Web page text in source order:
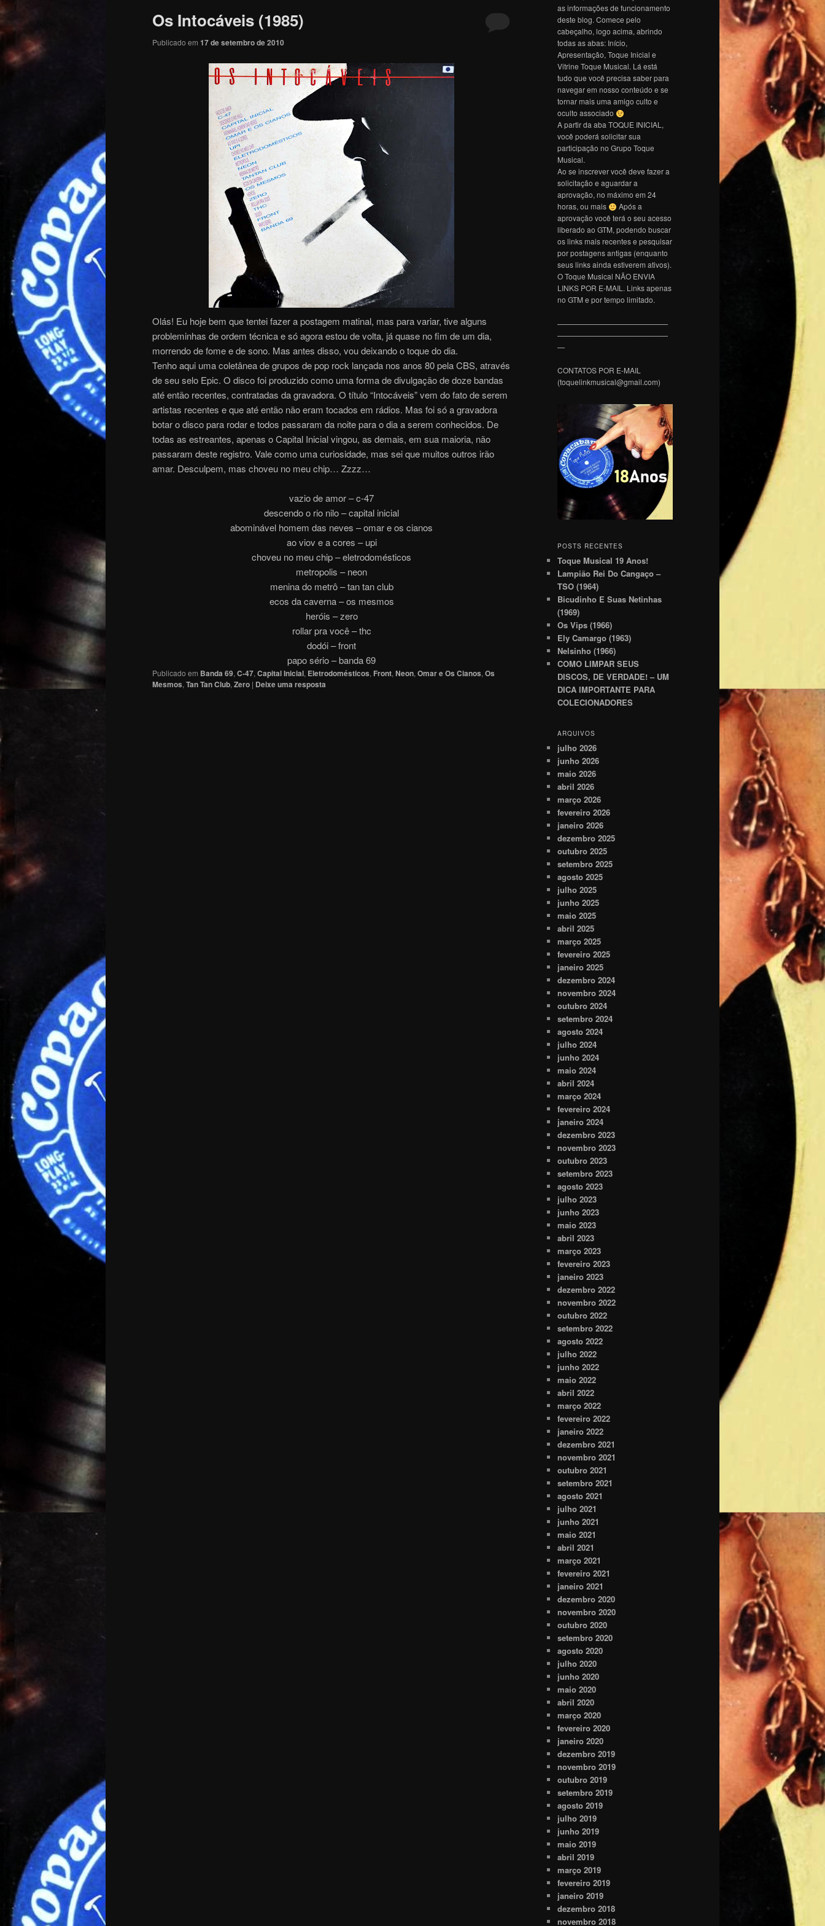
Os Intocáveis (1985)
Publicado em 17 de setembro de 2010
Olás! Eu hoje bem que tentei fazer a postagem matinal, mas para variar, tive alguns
probleminhas de ordem técnica e só agora estou de volta, já quase no fim de um dia,
morrendo de fome e de sono. Mas antes disso, vou deixando o toque do dia.
Tenho aqui uma coletânea de grupos de pop rock lançada nos anos 80 pela CBS, através
de seu selo Epic. O disco foi produzido como uma forma de divulgação de doze bandas
até então recentes, contratadas da gravadora. O título “Intocáveis” vem do fato de serem
artistas recentes e que até então não eram tocados em rádios. Mas foi só a gravadora
botar o disco para rodar e todos passaram da noite para o dia a serem conhecidos. De
todas as estreantes, apenas o Capital Inicial vingou, as demais, em sua maioria, não
passaram deste registro. Vale como uma curiosidade, mas sei que muitos outros irão
amar. Desculpem, mas choveu no meu chip… Zzzz…
vazio de amor – c-47
descendo o rio nilo – capital inicial
abominável homem das neves – omar e os cianos
ao viov e a cores – upi
choveu no meu chip – eletrodomésticos
metropolis – neon
menina do metrô – tan tan club
ecos da caverna – os mesmos
heróis – zero
rollar pra você – thc
dodói – front
papo sério – banda 69
Publicado em Banda 69, C-47, Capital Inicial, Eletrodomésticos, Front, Neon, Omar e Os Cianos, Os
Mesmos, Tan Tan Club, Zero | Deixe uma resposta
as informações de funcionamento
deste blog. Comece pelo
cabeçalho, logo acima, abrindo
todas as abas: Início,
Apresentação, Toque Inicial e
Vitrine Toque Musical. Lá está
tudo que você precisa saber para
navegar em nosso conteúdo e se
tornar mais uma amigo culto e
oculto associado
A partir da aba TOQUE INICIAL,
você poderá solicitar sua
participação no Grupo Toque
Musical.
Ao se inscrever você deve fazer a
solicitação e aguardar a
aprovação, no máximo em 24
horas, ou mais
Após a
aprovação você terá o seu acesso
liberado ao GTM, podendo buscar
os links mais recentes e pesquisar
por postagens antigas (enquanto
seus links ainda estiverem ativos).
O Toque Musical NÃO ENVIA
LINKS POR E-MAIL. Links apenas
no GTM e por tempo limitado.
———————————————
———————————————
—
CONTATOS POR E-MAIL
(toquelinkmusical@gmail.com)
POSTS RECENTES
Toque Musical 19 Anos!
Lampião Rei Do Cangaço –
TSO (1964)
Bicudinho E Suas Netinhas
(1969)
Os Vips (1966)
Ely Camargo (1963)
Nelsinho (1966)
COMO LIMPAR SEUS
DISCOS, DE VERDADE! – UM
DICA IMPORTANTE PARA
COLECIONADORES
ARQUIVOS
julho 2026
junho 2026
maio 2026
abril 2026
março 2026
fevereiro 2026
janeiro 2026
dezembro 2025
outubro 2025
setembro 2025
agosto 2025
julho 2025
junho 2025
maio 2025
abril 2025
março 2025
fevereiro 2025
janeiro 2025
dezembro 2024
novembro 2024
outubro 2024
setembro 2024
agosto 2024
julho 2024
junho 2024
maio 2024
abril 2024
março 2024
fevereiro 2024
janeiro 2024
dezembro 2023
novembro 2023
outubro 2023
setembro 2023
agosto 2023
julho 2023
junho 2023
maio 2023
abril 2023
março 2023
fevereiro 2023
janeiro 2023
dezembro 2022
novembro 2022
outubro 2022
setembro 2022
agosto 2022
julho 2022
junho 2022
maio 2022
abril 2022
março 2022
fevereiro 2022
janeiro 2022
dezembro 2021
novembro 2021
outubro 2021
setembro 2021
agosto 2021
julho 2021
junho 2021
maio 2021
abril 2021
março 2021
fevereiro 2021
janeiro 2021
dezembro 2020
novembro 2020
outubro 2020
setembro 2020
agosto 2020
julho 2020
junho 2020
maio 2020
abril 2020
março 2020
fevereiro 2020
janeiro 2020
dezembro 2019
novembro 2019
outubro 2019
setembro 2019
agosto 2019
julho 2019
junho 2019
maio 2019
abril 2019
março 2019
fevereiro 2019
janeiro 2019
dezembro 2018
novembro 2018